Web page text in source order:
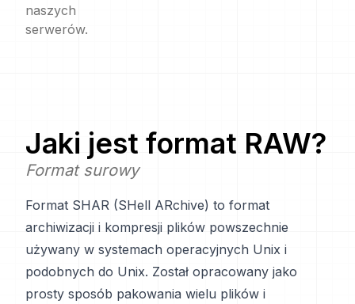
naszych
serwerów.
Jaki jest format RAW?
Format surowy
Format SHAR (SHell ARchive) to format
archiwizacji i kompresji plików powszechnie
używany w systemach operacyjnych Unix i
podobnych do Unix. Został opracowany jako
prosty sposób pakowania wielu plików i